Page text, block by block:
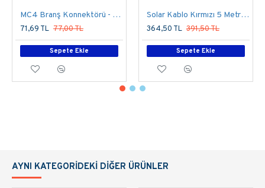
MC4 Branş Konnektörü - 1 Dişi 1 Erkek -Tekli Bağlantı
71,69 TL 77,00 TL
Sepete Ekle
Solar Kablo Kırmızı 5 Metre 6mm
364,50 TL 391,50 TL
Sepete Ekle
AYNI KATEGORIDEKI DIĞER ÜRÜNLER